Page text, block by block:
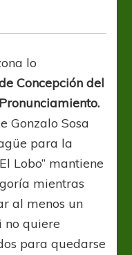
lo
Concepción del
Gonzalo Sosa
para la
Lobo” mantiene
mientras
al menos un
no quiere
para quedarse